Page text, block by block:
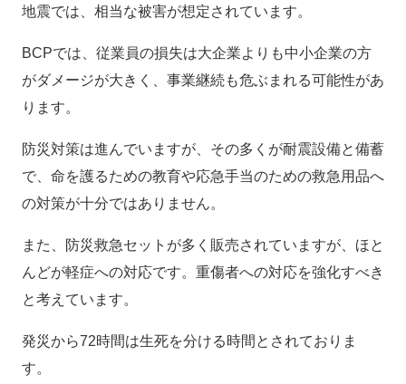
地震では、相当な被害が想定されています。
BCPでは、従業員の損失は大企業よりも中小企業の方
がダメージが大きく、事業継続も危ぶまれる可能性があ
ります。
防災対策は進んでいますが、その多くが耐震設備と備蓄
で、命を護るための教育や応急手当のための救急用品へ
の対策が十分ではありません。
また、防災救急セットが多く販売されていますが、ほと
んどが軽症への対応です。重傷者への対応を強化すべき
と考えています。
発災から72時間は生死を分ける時間とされておりま
す。